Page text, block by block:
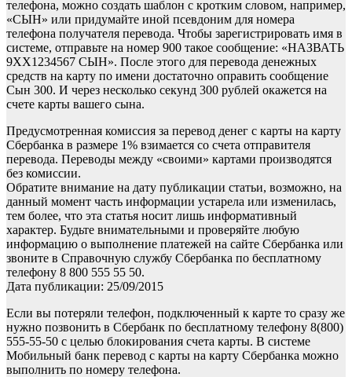
телефона, можно создать шаблон с кротким словом, например,
«СЫН» или придумайте иной псевдоним для номера
телефона получателя перевода. Чтобы зарегистрировать имя в
системе, отправьте на номер 900 такое сообщение: «НАЗВАТЬ
9ХХ1234567 СЫН». После этого для перевода денежных
средств на карту по имени достаточно оправить сообщение
Сын 300. И через несколько секунд 300 рублей окажется на
счете карты вашего сына.
Предусмотренная комиссия за перевод денег с карты на карту
Сбербанка в размере 1% взимается со счета отправителя
перевода. Переводы между «своими» картами производятся
без комиссии.
Обратите внимание на дату публикации статьи, возможно, на
данный момент часть информации устарела или изменилась,
тем более, что эта статья носит лишь информативный
характер. Будьте внимательными и проверяйте любую
информацию о выполнение платежей на сайте Сбербанка или
звоните в Справочную службу Сбербанка по бесплатному
телефону 8 800 555 55 50.
Дата публикации: 25/09/2015
Если вы потеряли телефон, подключенный к карте то сразу же
нужно позвонить в Сбербанк по бесплатному телефону 8(800)
555-55-50 с целью блокирования счета карты. В системе
Мобильный банк перевод с карты на карту Сбербанка можно
выполнить по номеру телефона.